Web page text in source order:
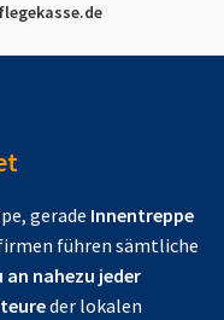
gerade Innentreppe
führen sämtliche
an nahezu jeder
der lokalen